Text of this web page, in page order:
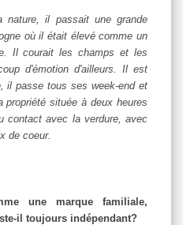
nature, il passait une grande
où il était élevé comme un
Il courait les champs et les
d'émotion d'ailleurs. Il est
il passe tous ses week-end et
située à deux heures
contact avec la verdure, avec
de coeur.
une marque familiale,
il toujours indépendant?